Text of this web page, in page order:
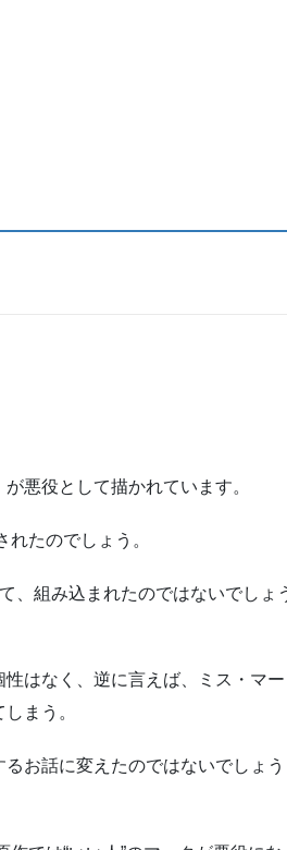
悪役として描かれています。
たのでしょう。
、組み込まれたのではないでしょ
はなく、逆に言えば、ミス・マー
まう。
お話に変えたのではないでしょう